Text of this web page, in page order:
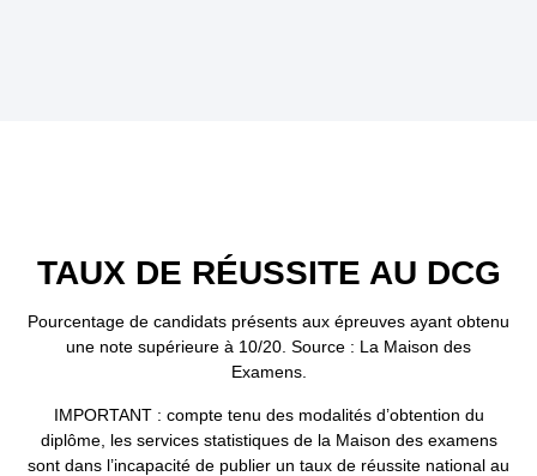
TAUX DE RÉUSSITE AU DCG
Pourcentage de candidats présents aux épreuves ayant obtenu
une note supérieure à 10/20. Source : La Maison des
Examens.
IMPORTANT : compte tenu des modalités d’obtention du
diplôme, les services statistiques de la Maison des examens
sont dans l’incapacité de publier un taux de réussite national au